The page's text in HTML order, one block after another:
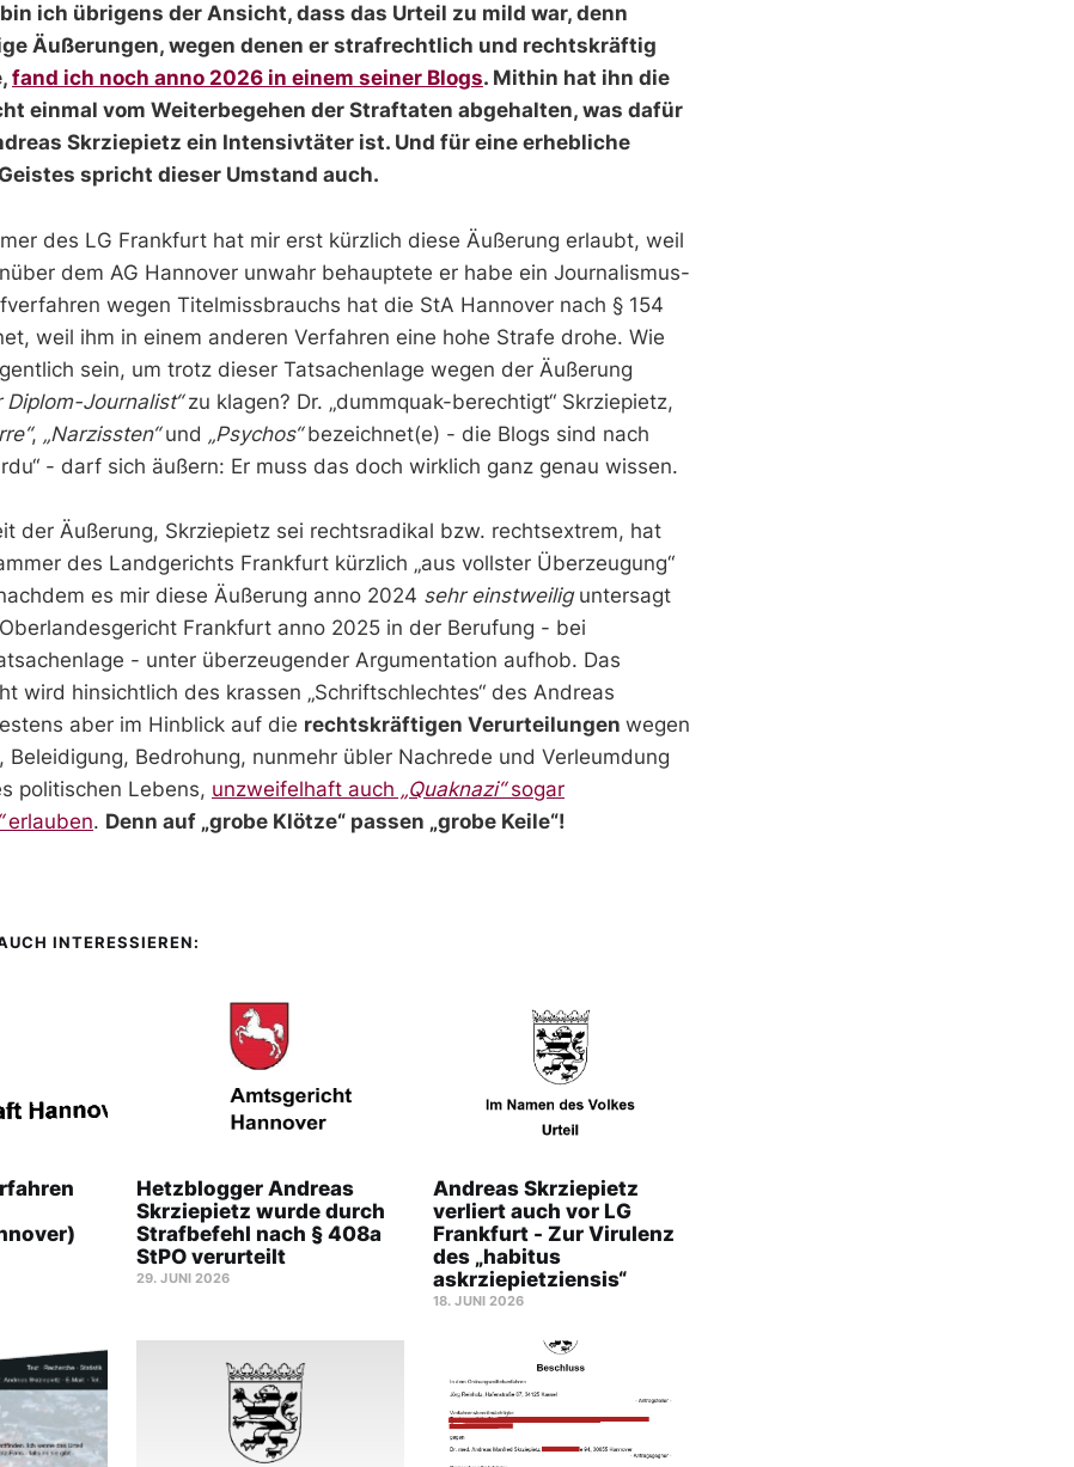
ich übrigens der Ansicht, dass das Urteil zu mild war, denn
Äußerungen, wegen denen er strafrechtlich und rechtskräftig
fand ich noch anno 2026 in einem seiner Blogs. Mithin hat ihn die
einmal vom Weiterbegehen der Straftaten abgehalten, was dafür
Skrziepietz ein Intensivtäter ist. Und für eine erhebliche
spricht dieser Umstand auch.
des LG Frankfurt hat mir erst kürzlich diese Äußerung erlaubt, weil
dem AG Hannover unwahr behauptete er habe ein Journalismus-
wegen Titelmissbrauchs hat die StA Hannover nach § 154
weil ihm in einem anderen Verfahren eine hohe Strafe drohe. Wie
sein, um trotz dieser Tatsachenlage wegen der Äußerung
Journalist“zu klagen? Dr. „dummquak-berechtigt“ Skrziepietz,
, „Narzissten“und „Psychos“bezeichnet(e) - die Blogs sind nach
- darf sich äußern: Er muss das doch wirklich ganz genau wissen.
der Äußerung, Skrziepietz sei rechtsradikal bzw. rechtsextrem, hat
des Landgerichts Frankfurt kürzlich „aus vollster Überzeugung“
es mir diese Äußerung anno 2024 sehr einstweiliguntersagt
Frankfurt anno 2025 in der Berufung - bei
- unter überzeugender Argumentation aufhob. Das
wird hinsichtlich des krassen „Schriftschlechtes“ des Andreas
aber im Hinblick auf die rechtskräftigen Verurteilungen wegen
Beleidigung, Bedrohung, nunmehr übler Nachrede und Verleumdung
politischen Lebens, unzweifelhaft auch „Quaknazi“sogar
erlauben. Denn auf „grobe Klötze“ passen „grobe Keile“!
INTERESSIEREN:
Hetzblogger Andreas
Skrziepietz wurde durch
Strafbefehl nach § 408a
StPO verurteilt
29. JUNI 2026
Andreas Skrziepietz
verliert auch vor LG
Frankfurt - Zur Virulenz
des „habitus
askrziepietziensis“
18. JUNI 2026